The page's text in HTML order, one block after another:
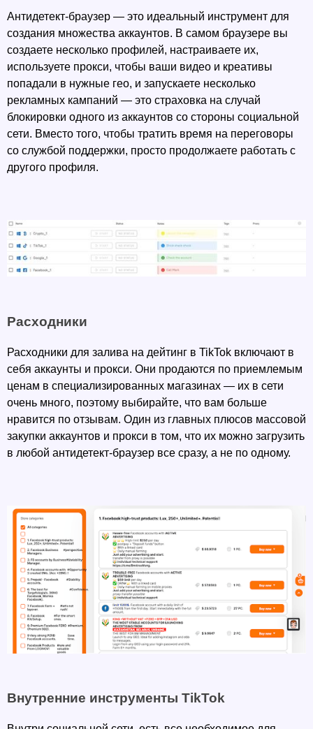
Антидетект-браузер — это идеальный инструмент для
создания множества аккаунтов. В самом браузере вы
создаете несколько профилей, настраиваете их,
используете прокси, чтобы ваши видео и креативы
попадали в нужные гео, и запускаете несколько
рекламных кампаний — это страховка на случай
блокировки одного из аккаунтов со стороны социальной
сети. Вместо того, чтобы тратить время на переговоры
со службой поддержки, просто продолжаете работать с
другого профиля.
Расходники
Расходники для залива на дейтинг в TikTok включают в
себя аккаунты и прокси. Они продаются по приемлемым
ценам в специализированных магазинах — их в сети
очень много, поэтому выбирайте, что вам больше
нравится по отзывам. Один из главных плюсов массовой
закупки аккаунтов и прокси в том, что их можно загрузить
в любой антидетект-браузер все сразу, а не по одному.
Внутренние инструменты TikTok